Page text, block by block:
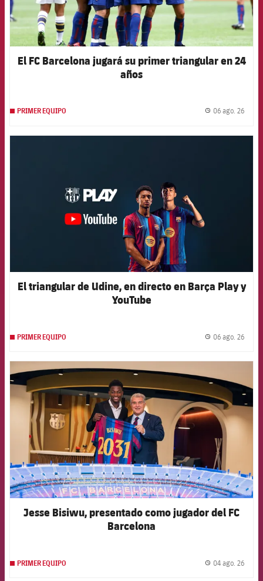
El FC Barcelona jugará su primer triangular en 24
años
PRIMER EQUIPO 06 ago. 26
El triangular de Udine, en directo en Barça Play y
YouTube
PRIMER EQUIPO 06 ago. 26
FCB Barcelona badge
Jesse Bisiwu, presentado como jugador del FC
Barcelona
PRIMER EQUIPO 04 ago. 26